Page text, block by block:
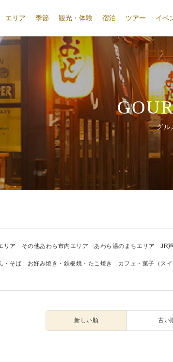
エリア 季節 観光・体験 宿泊 ツアー イベ
グル
リア その他あわら市内エリア あわら湯のまちエリア JR
・そば お好み焼き・鉄板焼・たこ焼き カフェ・菓子（スイ
新しい順 古い